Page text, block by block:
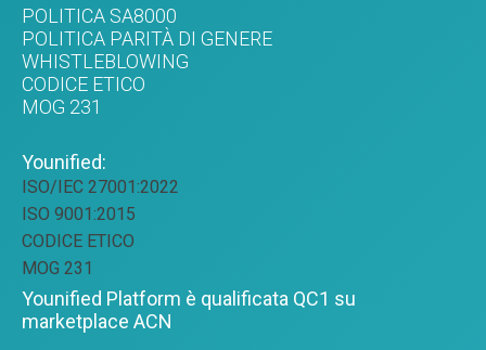
POLITICA SA8000
POLITICA PARITÀ DI GENERE
WHISTLEBLOWING
CODICE ETICO
MOG 231
Younified:
ISO/IEC 27001:2022
ISO 9001:2015
CODICE ETICO
MOG 231
Younified Platform è qualificata QC1 su
marketplace ACN